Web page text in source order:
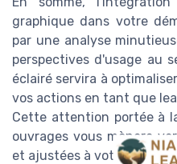
graphique dans votre
par une analyse
perspectives d'usage au
éclairé servira à
vos actions en tant que
Cette attention portée à
ouvrages vous mènera
et ajustées à votre vision